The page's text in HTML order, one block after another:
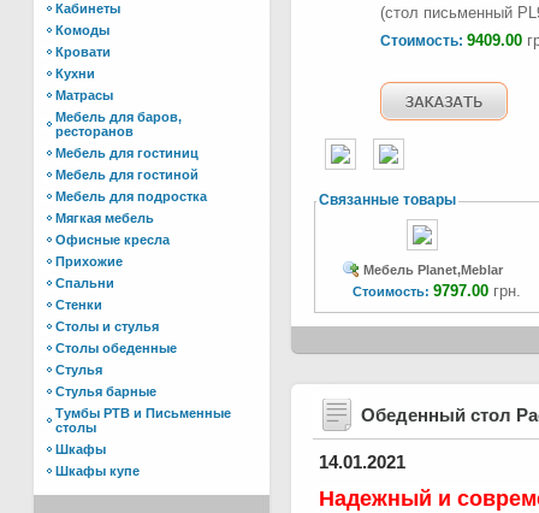
Кабинеты
Комоды
Кровати
Кухни
Матрасы
Мебель для баров,
ресторанов
Мебель для гостиниц
Мебель для гостиной
Мебель для подростка
Мягкая мебель
Офисные кресла
Прихожие
Спальни
Стенки
Столы и стулья
Столы обеденные
Стулья
Стулья барные
Тумбы РТВ и Письменные
столы
Шкафы
Шкафы купе
(стол письменный
Стоимость: 9409.00
Связанные товары
Мебель Planet,Meblar
Стоимость: 9797.00 грн.
Обеденный стол
14.01.2021
Надежный и